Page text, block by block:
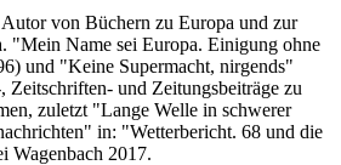
von Büchern zu Europa und zur
"Mein Name sei Europa. Einigung ohne
und "Keine Supermacht, nirgends"
Zeitschriften- und Zeitungsbeiträge zu
zuletzt "Lange Welle in schwerer
in: "Wetterbericht. 68 und die
Wagenbach 2017.